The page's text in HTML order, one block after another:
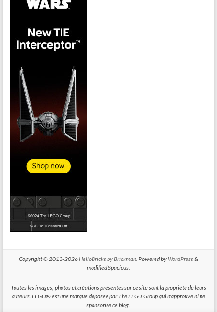
Copyright © 2013-2026HelloBricks by Brickman. Powered by WordPress&
modified Spacious.
Toutes les images, photos et créations présentes sur ce site sont la propriété de leurs
auteurs. LEGO® est une marque déposée par The LEGO Group qui n'approuve ni ne
sponsorise ce blog.